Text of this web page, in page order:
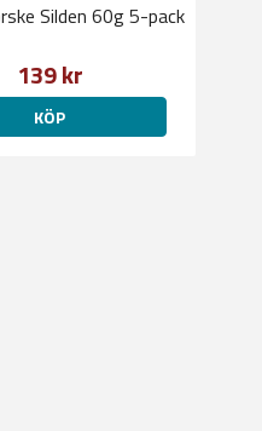
Silden 60g 5-pack
139 kr
KÖP